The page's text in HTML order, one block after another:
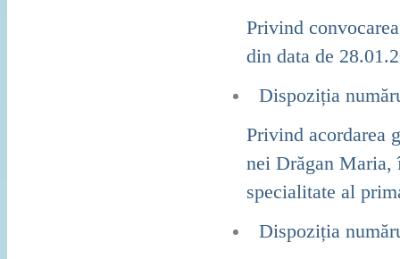
Privind
din data de
Dispoziția
Privind acordarea
nei Drăgan Maria,
specialitate al
Dispoziția